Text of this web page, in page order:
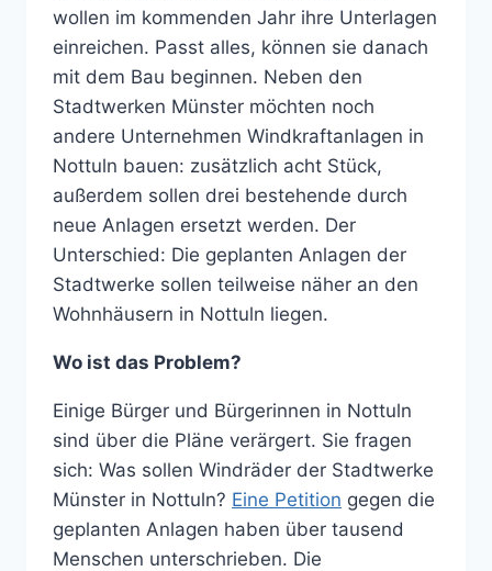
wollen im kommenden Jahr ihre Unterlagen
einreichen. Passt alles, können sie danach
mit dem Bau beginnen. Neben den
Stadtwerken Münster möchten noch
andere Unternehmen Windkraftanlagen in
Nottuln bauen: zusätzlich acht Stück,
außerdem sollen drei bestehende durch
neue Anlagen ersetzt werden. Der
Unterschied: Die geplanten Anlagen der
Stadtwerke sollen teilweise näher an den
Wohnhäusern in Nottuln liegen.
Wo ist das Problem?
Einige Bürger und Bürgerinnen in Nottuln
sind über die Pläne verärgert. Sie fragen
sich: Was sollen Windräder der Stadtwerke
Münster in Nottuln? Eine Petition gegen die
geplanten Anlagen haben über tausend
Menschen unterschrieben. Die